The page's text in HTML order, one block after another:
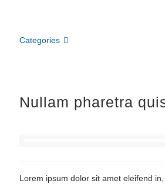
Categories
Nullam pharetra
Lorem ipsum dolor sit amet eleifend